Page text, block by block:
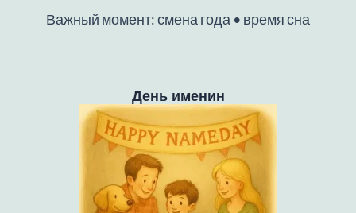
Важный момент: смена года • время сна
День именин